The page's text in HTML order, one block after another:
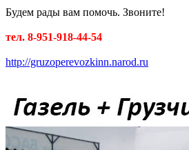
Будем рады вам помочь. Звоните!
тел. 8-951-918-44-54
http://gruzoperevozkinn.narod.ru